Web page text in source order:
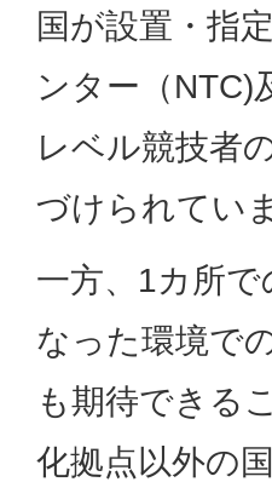
国が設置・指
ンター（NTC)
レベル競技者
づけられてい
一方、1カ所
なった環境で
も期待できる
化拠点以外の